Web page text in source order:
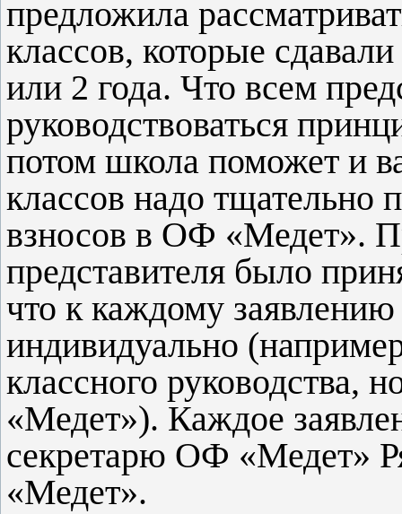
предложила
классов, которые
или 2 года. Что всем
руководствоваться
потом школа поможет и
классов надо тщательно
взносов в ОФ «Медет».
представителя было
что к каждому
индивидуально
классного
«Медет»). Каждое
секретарю ОФ «Медет»
«Медет».